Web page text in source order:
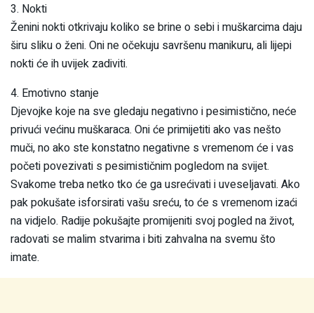
3. Nokti
Ženini nokti otkrivaju koliko se brine o sebi i muškarcima daju
širu sliku o ženi. Oni ne očekuju savršenu manikuru, ali lijepi
nokti će ih uvijek zadiviti.
4. Emotivno stanje
Djevojke koje na sve gledaju negativno i pesimistično, neće
privući većinu muškaraca. Oni će primijetiti ako vas nešto
muči, no ako ste konstatno negativne s vremenom će i vas
početi povezivati s pesimističnim pogledom na svijet.
Svakome treba netko tko će ga usrećivati i uveseljavati. Ako
pak pokušate isforsirati vašu sreću, to će s vremenom izaći
na vidjelo. Radije pokušajte promijeniti svoj pogled na život,
radovati se malim stvarima i biti zahvalna na svemu što
imate.